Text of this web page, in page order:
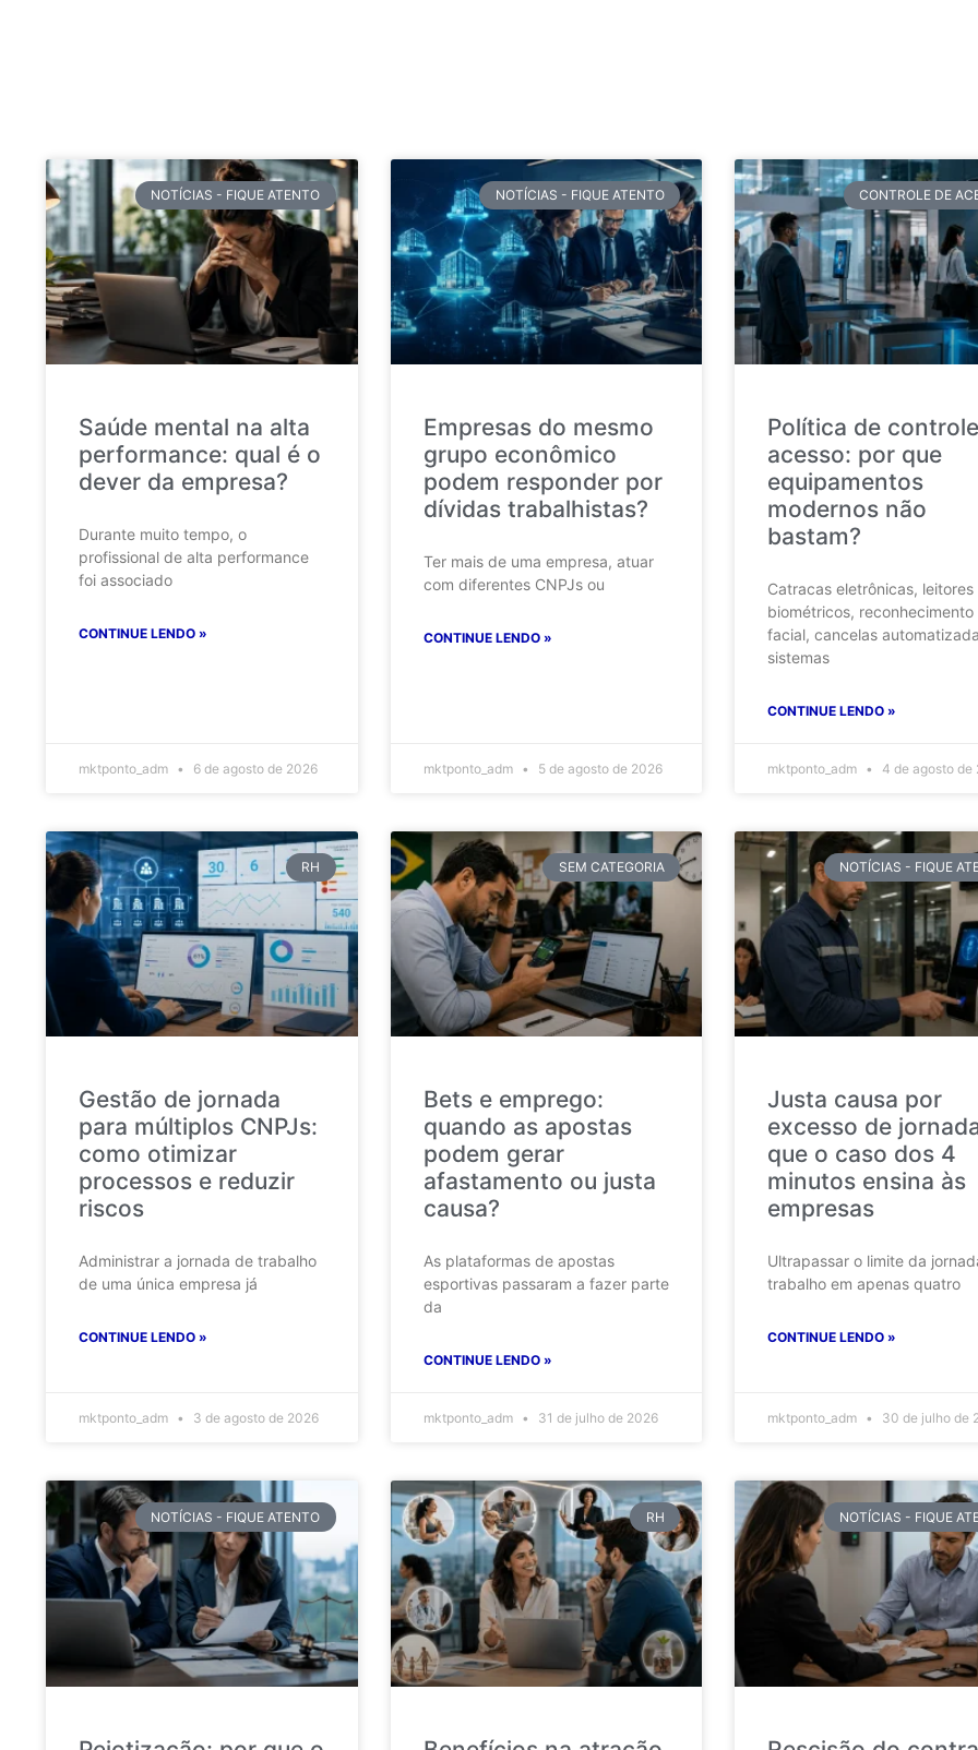
NOTÍCIAS - FIQUE ATENTO
Saúde mental na alta
performance: qual é o
dever da empresa?
Durante muito tempo, o
profissional de alta performance
foi associado
CONTINUE LENDO »
mktponto_adm 6 de agosto de 2026
NOTÍCIAS - FIQUE ATENTO
Empresas do mesmo
grupo econômico
podem responder por
dívidas trabalhistas?
Ter mais de uma empresa, atuar
com diferentes CNPJs ou
CONTINUE LENDO »
mktponto_adm 5 de agosto de 2026
CONTROLE DE
Política de
acesso: por que
equipamentos
modernos não
bastam?
Catracas eletrônicas, leitores
biométricos, reconhecimento
facial, cancelas
sistemas
CONTINUE LENDO »
mktponto_adm 4 de agosto de
RH
Gestão de jornada
para múltiplos CNPJs:
como otimizar
processos e reduzir
riscos
Administrar a jornada de trabalho
de uma única empresa já
CONTINUE LENDO »
mktponto_adm 3 de agosto de 2026
SEM CATEGORIA
Bets e emprego:
quando as apostas
podem gerar
afastamento ou justa
causa?
As plataformas de apostas
esportivas passaram a fazer parte
da
CONTINUE LENDO »
mktponto_adm 31 de julho de 2026
NOTÍCIAS - FIQUE
Justa causa por
excesso de
que o caso dos 4
minutos ensina às
empresas
Ultrapassar o limite da
trabalho em apenas quatro
CONTINUE LENDO »
mktponto_adm 30 de julho de
NOTÍCIAS - FIQUE ATENTO RH NOTÍCIAS - FIQUE